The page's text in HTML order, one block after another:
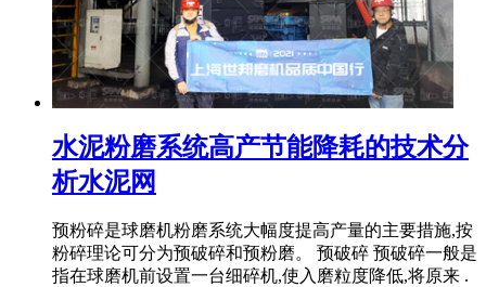
水泥粉磨系统高产节能降耗的技术分
析水泥网
预粉碎是球磨机粉磨系统大幅度提高产量的主要措施,按
粉碎理论可分为预破碎和预粉磨。 预破碎 预破碎一般是
指在球磨机前设置一台细碎机,使入磨粒度降低,将原来 .